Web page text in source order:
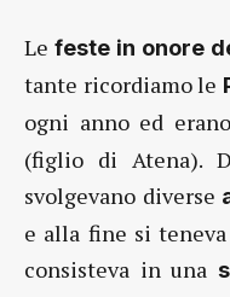
Le feste in onore
tante ricordiamo le
ogni anno ed
(figlio di Atena).
svolgevano diverse
e alla fine si
consisteva in una